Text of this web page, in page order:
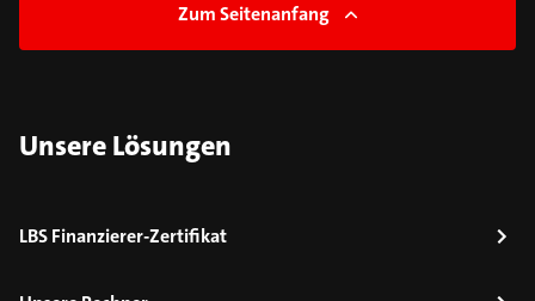
Zum Seitenanfang
Unsere Lösungen
LBS Finanzierer-Zertifikat